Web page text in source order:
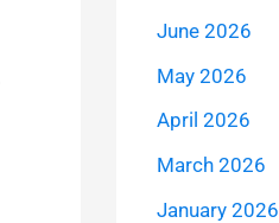
June 2026
May 2026
April 2026
March 2026
January 2026